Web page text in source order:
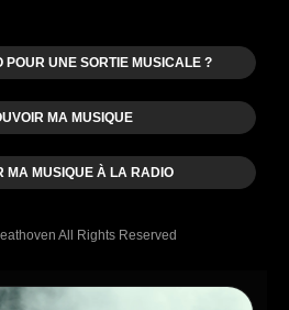
POUR UNE SORTIE MUSICALE ?
MA MUSIQUE
MA MUSIQUE À LA RADIO
All Rights Reserved